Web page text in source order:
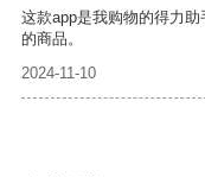
这款app是我购物的得力
的商品。
2024-11-10